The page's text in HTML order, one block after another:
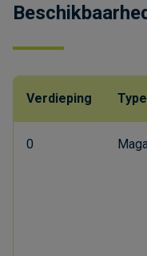
Verdieping Type
0